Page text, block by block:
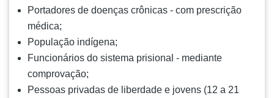
Portadores de doenças crônicas - com prescrição
médica;
População indígena;
Funcionários do sistema prisional - mediante
comprovação;
Pessoas privadas de liberdade e jovens (12 a 21